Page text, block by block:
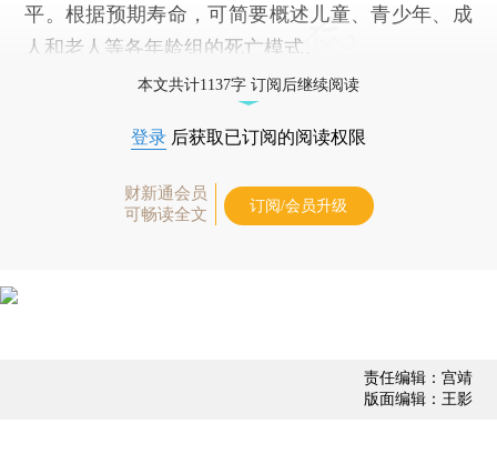
平。根据预期寿命，可简要概述儿童、青少年、成
人和老人等各年龄组的死亡模式。
本文共计1137字 订阅后继续阅读
登录 后获取已订阅的阅读权限
财新通会员
可畅读全文
订阅/会员升级
责任编辑：宫靖
版面编辑：王影